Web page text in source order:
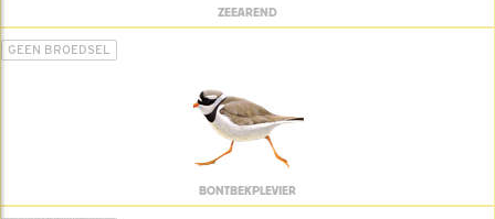
ZEEAREND
GEEN BROEDSEL
BONTBEKPLEVIER